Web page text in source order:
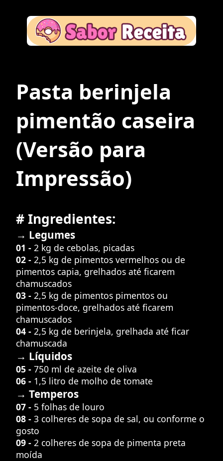
Pasta berinjela
pimentão caseira
(Versão para
Impressão)
# Ingredientes:
→ Legumes
01 - 2 kg de cebolas, picadas
02 - 2,5 kg de pimentos vermelhos ou de
pimentos capia, grelhados até ficarem
chamuscados
03 - 2,5 kg de pimentos pimentos ou
pimentos-doce, grelhados até ficarem
chamuscados
04 - 2,5 kg de berinjela, grelhada até ficar
chamuscada
→ Líquidos
05 - 750 ml de azeite de oliva
06 - 1,5 litro de molho de tomate
→ Temperos
07 - 5 folhas de louro
08 - 3 colheres de sopa de sal, ou conforme o
gosto
09 - 2 colheres de sopa de pimenta preta
moída